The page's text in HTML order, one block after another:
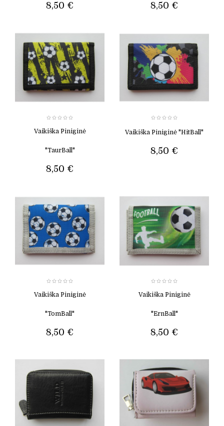
8,50 € 8,50 €
Vaikiška Piniginė
"TaurBall"
8,50 €
Vaikiška Piniginė "HitBall"
8,50 €
Vaikiška Piniginė
"TomBall"
8,50 €
Vaikiška Piniginė
"ErnBall"
8,50 €